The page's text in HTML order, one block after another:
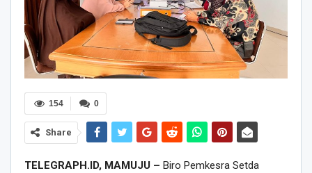
0
154
Share
TELEGRAPH.ID, MAMUJU – Biro Pemkesra Setda